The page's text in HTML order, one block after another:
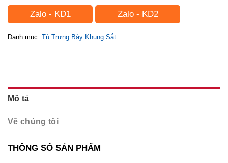
Zalo - KD1 Zalo - KD2
Danh mục: Tủ Trưng Bày Khung Sắt
Mô tả
Về chúng tôi
THÔNG SỐ SẢN PHẨM